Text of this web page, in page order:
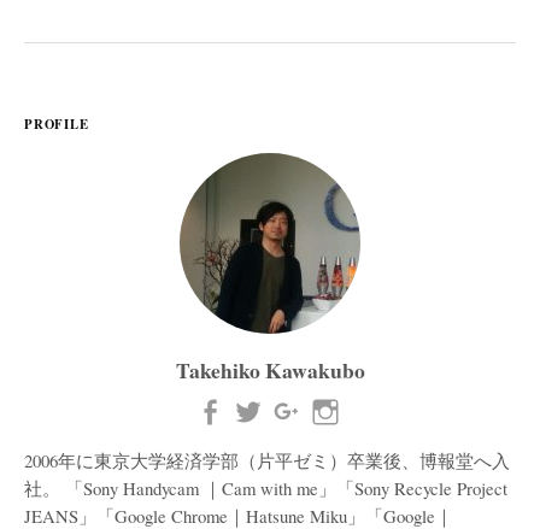
PROFILE
Takehiko Kawakubo
2006年に東京大学経済学部（片平ゼミ）卒業後、博報堂へ入
社。 「Sony Handycam ｜Cam with me」「Sony Recycle Project
JEANS」「Google Chrome｜Hatsune Miku」「Google｜